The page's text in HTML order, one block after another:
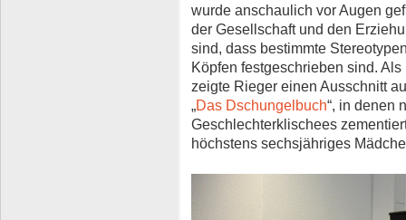
wurde anschaulich vor Augen
der Gesellschaft und den
sind, dass bestimmte
Köpfen festgeschrieben sind.
zeigte Rieger einen Ausschnitt
Das Dschungelbuch“, in denen
Geschlechterklischees
höchstens sechsjähriges